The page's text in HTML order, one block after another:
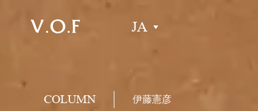
JA
COLUMN 伊藤憲彦